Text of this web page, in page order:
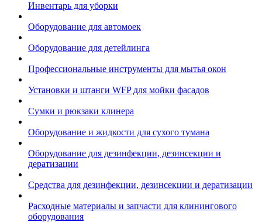
Инвентарь для уборки
Оборудование для автомоек
Оборудование для детейлинга
Профессиональные инструменты для мытья окон
Установки и штанги WFP для мойки фасадов
Сумки и рюкзаки клинера
Оборудование и жидкости для сухого тумана
Оборудование для дезинфекции, дезинсекции и
дератизации
Средства для дезинфекции, дезинсекции и дератизации
Расходные материалы и запчасти для клинингового
оборудования